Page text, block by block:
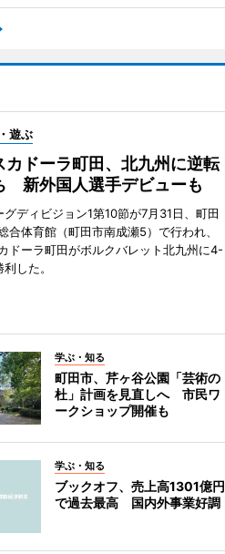
遊ぶ
カドーラ町田、北九州に逆転
新外国人選手デビューも
グディビジョン1第10節が7月31日、町田
合体育館（町田市南成瀬5）で行われ、
ドーラ町田がボルクバレット北九州に4-
した。
学ぶ・知る
町田市、芹ヶ谷公園「芸術の
杜」計画を見直しへ 市民ワ
ークショップ開催も
学ぶ・知る
ブックオフ、売上高1301億円
で過去最高 国内外事業好調